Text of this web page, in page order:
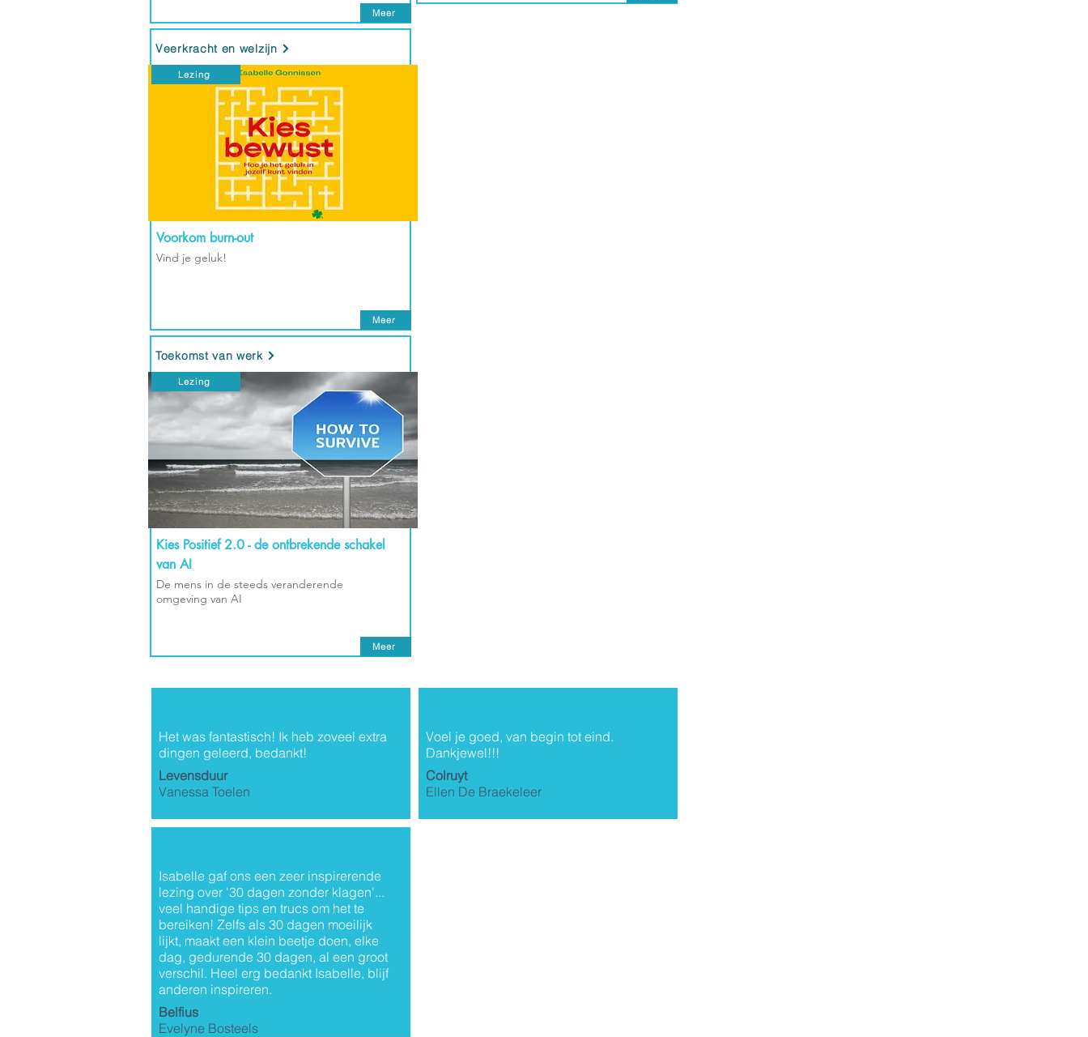
Meer
Veerkracht en welzijn
Lezing
Voorkom burn-out
Vind je geluk!
Meer
Toekomst van werk
Lezing
Kies Positief 2.0 - de ontbrekende schakel
van AI
De mens in de steeds veranderende
omgeving van AI
Meer
Het was fantastisch! Ik heb zoveel extra
dingen geleerd, bedankt!
Levensduur
Vanessa Toelen
Voel je goed, van begin tot eind.
Dankjewel!!!
Colruyt
Ellen De Braekeleer
Isabelle gaf ons een zeer inspirerende
lezing over '30 dagen zonder klagen'...
veel handige tips en trucs om het te
bereiken! Zelfs als 30 dagen moeilijk
lijkt, maakt een klein beetje doen, elke
dag, gedurende 30 dagen, al een groot
verschil. Heel erg bedankt Isabelle, blijf
anderen inspireren.
Belfius
Evelyne Bosteels